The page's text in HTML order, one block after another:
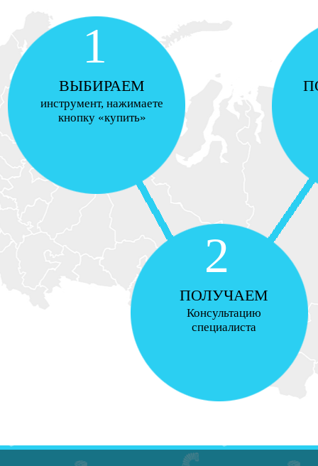
1
ВЫБИРАЕМ
инструмент, нажимаете
кнопку «купить»
2
ПОЛУЧАЕМ
Консультацию
специалиста